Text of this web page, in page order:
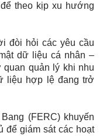
theo kịp xu hướng
đòi hỏi các yêu cầu
dữ liệu cá nhân –
quan quản lý khi nhu
liệu hợp lệ đang trở
(FERC) khuyến
để giám sát các hoạt